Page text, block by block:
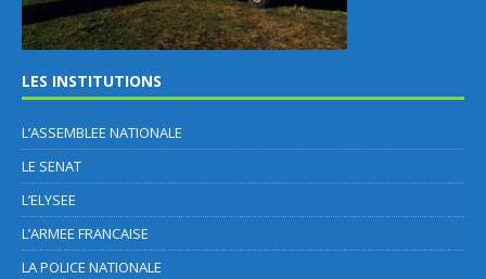
LES INSTITUTIONS
L’ASSEMBLEE NATIONALE
LE SENAT
L’ELYSEE
L’ARMEE FRANCAISE
LA POLICE NATIONALE